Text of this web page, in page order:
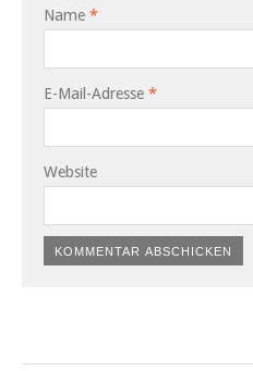
Name *
E-Mail-Adresse *
Website